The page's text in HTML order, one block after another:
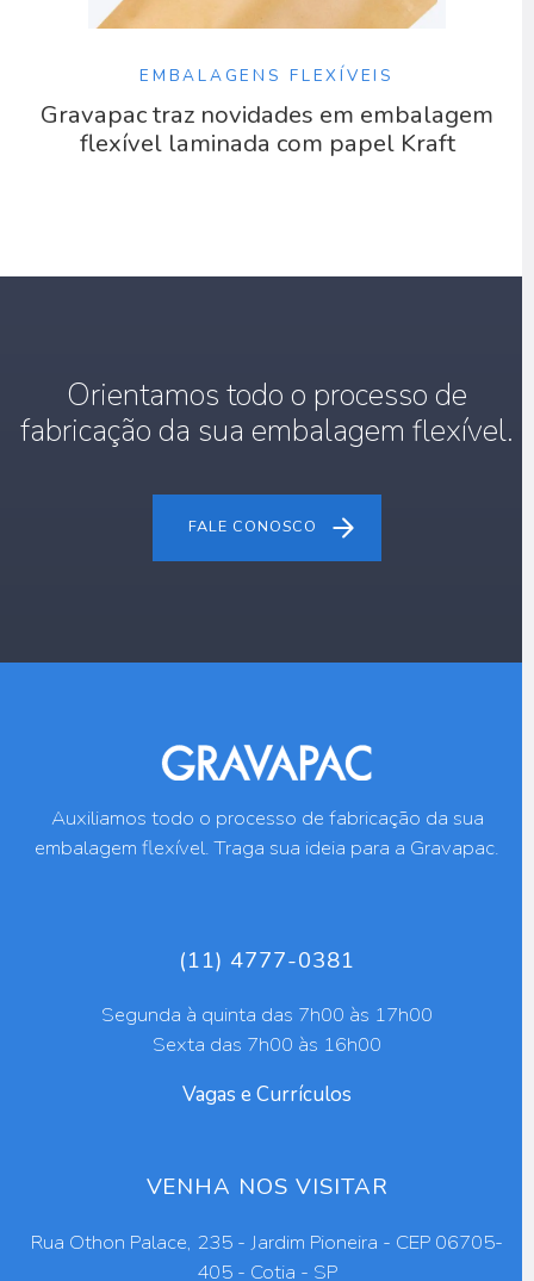
EMBALAGENS FLEXÍVEIS
Gravapac traz novidades em embalagem
flexível laminada com papel Kraft
Orientamos todo o processo de
fabricação da sua embalagem flexível.
FALE CONOSCO
Auxiliamos todo o processo de fabricação da sua
embalagem flexível. Traga sua ideia para a Gravapac.
(11) 4777-0381
Segunda à quinta das 7h00 às 17h00
Sexta das 7h00 às 16h00
Vagas e Currículos
VENHA NOS VISITAR
Rua Othon Palace, 235 - Jardim Pioneira - CEP 06705-
405 - Cotia - SP